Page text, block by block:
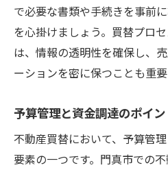
で必要な書類や手続きを事前
を心掛けましょう。買替プロ
は、情報の透明性を確保し、
ーションを密に保つことも重要
予算管理と資金調達のポイン
不動産買替において、予算管
要素の一つです。門真市での